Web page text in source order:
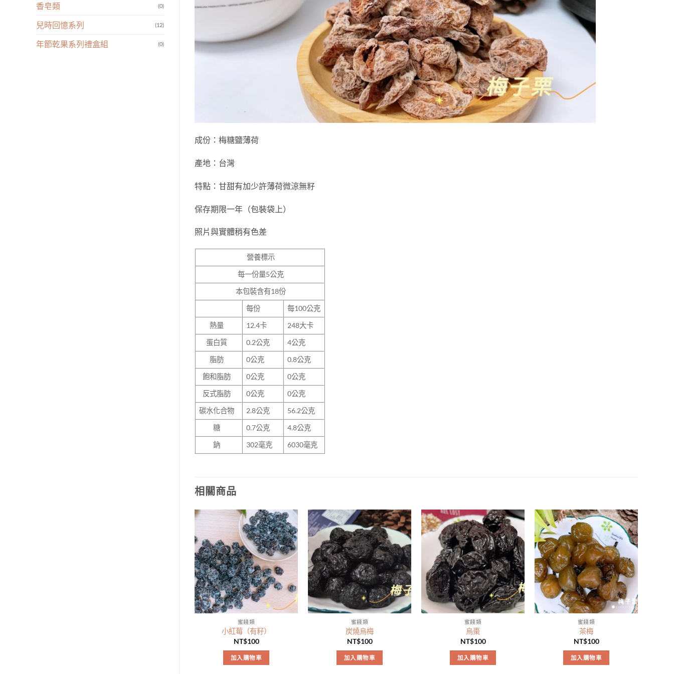
香皂類 (0)
兒時回憶系列 (12)
年節乾果系列禮盒組 (0)
成份：梅糖鹽薄荷
產地：台灣
特點：甘甜有加少許薄荷微涼無籽
保存期限一年（包裝袋上）
照片與實體稍有色差
營養標示
每一份量5公克
本包裝含有18份
每份
每100公克
熱量
12.4卡
248大卡
蛋白質
0.2公克
4公克
脂肪
0公克
0.8公克
飽和脂肪
0公克
0公克
反式脂肪
0公克
0公克
碳水化合物
2.8公克
56.2公克
糖
0.7公克
4.8公克
鈉
302毫克 6030毫克
相關商品
蜜餞類
小紅莓（有籽）
NT$100
加入購物車
蜜餞類
炭燒烏梅
NT$100
加入購物車
蜜餞類
烏棗
NT$100
加入購物車
蜜餞類
茶梅
NT$100
加入購物車